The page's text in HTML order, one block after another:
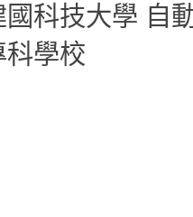
科技大學 自
學校